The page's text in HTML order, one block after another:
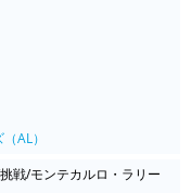
AL）
戦/モンテカルロ・ラリー